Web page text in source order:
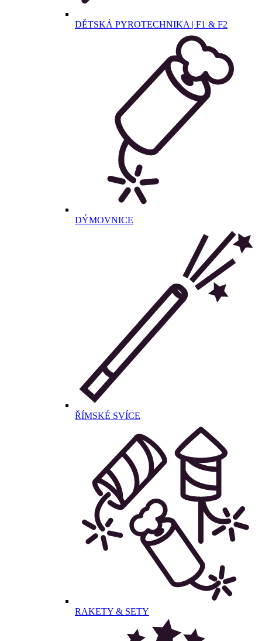
DĚTSKÁ PYROTECHNIKA | F1 & F2
DÝMOVNICE
ŘÍMSKÉ SVÍCE
RAKETY & SETY